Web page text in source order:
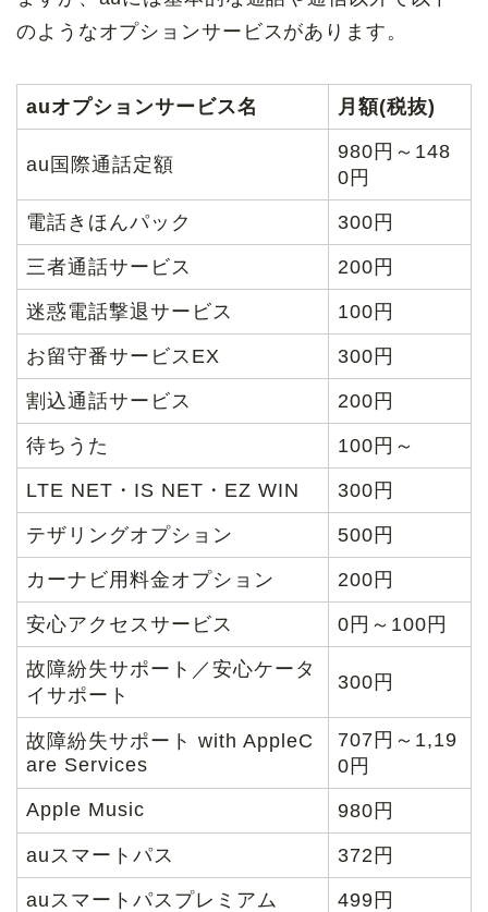
のようなオプションサービスがあります。
auオプションサービス名 月額(税抜)
au国際通話定額
980円～148
0円
電話きほんパック 300円
三者通話サービス 200円
迷惑電話撃退サービス 100円
お留守番サービスEX 300円
割込通話サービス 200円
待ちうた 100円～
LTE NET・IS NET・EZ WIN 300円
テザリングオプション 500円
カーナビ用料金オプション 200円
安心アクセスサービス 0円～100円
故障紛失サポート／安心ケータ
イサポート
300円
故障紛失サポート with AppleC
are Services
707円～1,19
0円
Apple Music
980円
auスマートパス 372円
auスマートパスプレミアム 499円